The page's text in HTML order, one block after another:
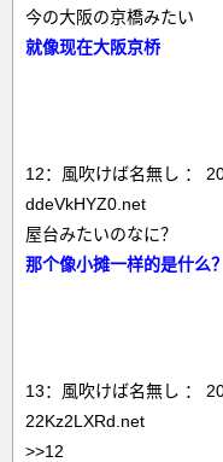
今の大阪の京橋みたい
就像现在大阪京桥
12：風吹けば名無し ：
ddeVkHYZ0.net
屋台みたいのなに？
那个像小摊一样的是什么？
13：風吹けば名無し ：
22Kz2LXRd.net
>>12